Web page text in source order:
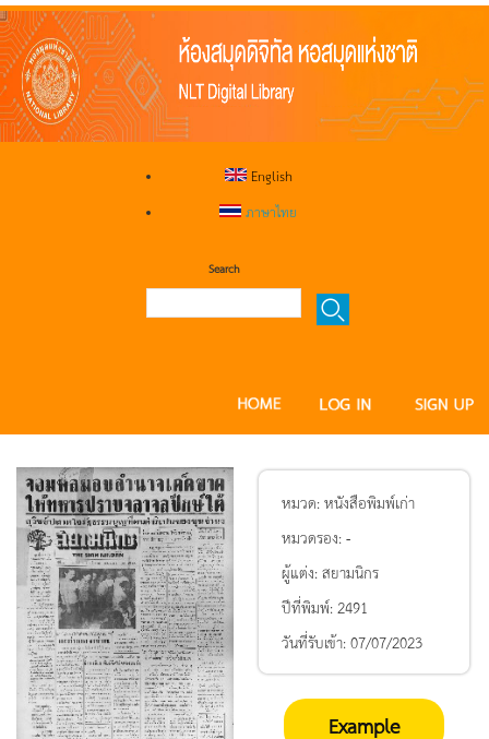
English
ภาษาไทย
Search
หมวด:หนังสือพิมพ์เก่า
หมวดรอง:-
ผู้แต่ง:สยามนิกร
ปีที่พิมพ์:2491
วันที่รับเข้า:07/07/2023
Example